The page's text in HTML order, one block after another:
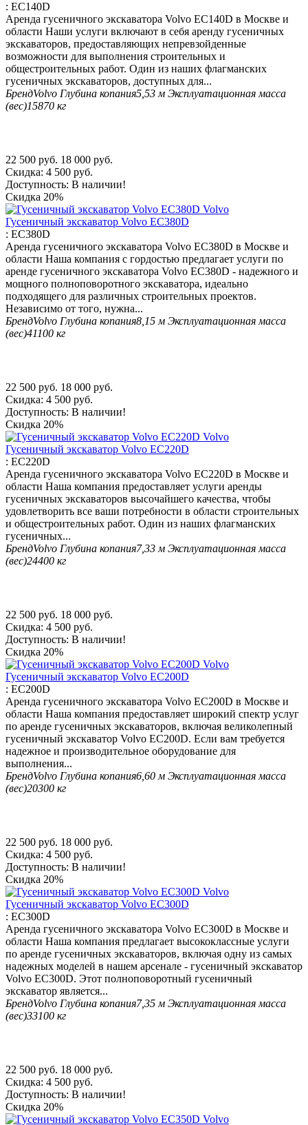
: EC140D
Аренда гусеничного экскаватора Volvo EC140D в Москве и
области Наши услуги включают в себя аренду гусеничных
экскаваторов, предоставляющих непревзойденные
возможности для выполнения строительных и
общестроительных работ. Один из наших флагманских
гусеничных экскаваторов, доступных для...
БрендVolvo Глубина копания5,53 м Эксплуатационная масса
(вес)15870 кг
22 500 руб. 18 000 руб.
Скидка: 4 500 руб.
Доступность: В наличии!
Скидка 20%
Гусеничный экскаватор Volvo EC380D
: EC380D
Аренда гусеничного экскаватора Volvo EC380D в Москве и
области Наша компания с гордостью предлагает услуги по
аренде гусеничного экскаватора Volvo EC380D - надежного и
мощного полноповоротного экскаватора, идеально
подходящего для различных строительных проектов.
Независимо от того, нужна...
БрендVolvo Глубина копания8,15 м Эксплуатационная масса
(вес)41100 кг
22 500 руб. 18 000 руб.
Скидка: 4 500 руб.
Доступность: В наличии!
Скидка 20%
Гусеничный экскаватор Volvo EC220D
: EC220D
Аренда гусеничного экскаватора Volvo EC220D в Москве и
области Наша компания предоставляет услуги аренды
гусеничных экскаваторов высочайшего качества, чтобы
удовлетворить все ваши потребности в области строительных
и общестроительных работ. Один из наших флагманских
гусеничных...
БрендVolvo Глубина копания7,33 м Эксплуатационная масса
(вес)24400 кг
22 500 руб. 18 000 руб.
Скидка: 4 500 руб.
Доступность: В наличии!
Скидка 20%
Гусеничный экскаватор Volvo EC200D
: EC200D
Аренда гусеничного экскаватора Volvo EC200D в Москве и
области Наша компания предоставляет широкий спектр услуг
по аренде гусеничных экскаваторов, включая великолепный
гусеничный экскаватор Volvo EC200D. Если вам требуется
надежное и производительное оборудование для
выполнения...
БрендVolvo Глубина копания6,60 м Эксплуатационная масса
(вес)20300 кг
22 500 руб. 18 000 руб.
Скидка: 4 500 руб.
Доступность: В наличии!
Скидка 20%
Гусеничный экскаватор Volvo EC300D
: EC300D
Аренда гусеничного экскаватора Volvo EC300D в Москве и
области Наша компания предлагает высококлассные услуги
по аренде гусеничных экскаваторов, включая одну из самых
надежных моделей в нашем арсенале - гусеничный экскаватор
Volvo EC300D. Этот полноповоротный гусеничный
экскаватор является...
БрендVolvo Глубина копания7,35 м Эксплуатационная масса
(вес)33100 кг
22 500 руб. 18 000 руб.
Скидка: 4 500 руб.
Доступность: В наличии!
Скидка 20%